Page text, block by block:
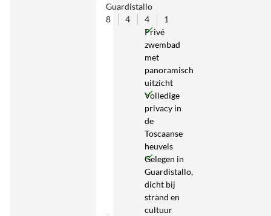
Guardistallo
8
4 4
1
Privé
zwembad
met
panoramisch
uitzicht
Volledige
privacy in
de
Toscaanse
heuvels
Gelegen in
Guardistallo,
dicht bij
strand en
cultuur